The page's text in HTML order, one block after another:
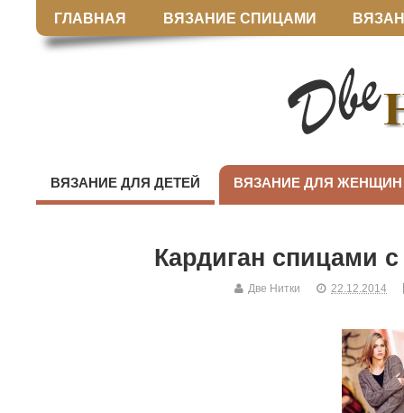
ГЛАВНАЯ ВЯЗАНИЕ СПИЦАМИ
ВЯЗАНИЕ ДЛЯ ДЕТЕЙ ВЯЗАНИЕ ДЛЯ ЖЕНЩИН
Кардиган спицами
Две Нитки 22.12.2014